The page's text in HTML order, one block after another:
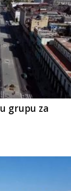
grupu za